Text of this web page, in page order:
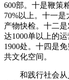
600部。十是鞭策
70%以上。十一
产物快检。十二
达1000单以上的
1900处。十四是
共文化空间。
和践行社会从